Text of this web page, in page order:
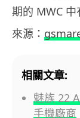
期的 MWC 中
來源：
相關文章:
魅族 22
手機廠商